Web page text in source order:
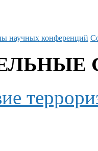
научных конференций